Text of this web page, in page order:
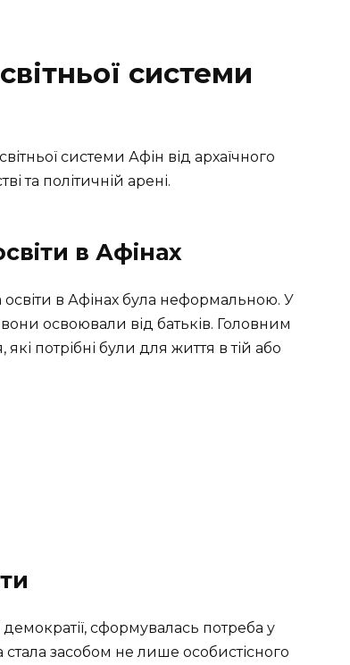
системи
системи Афін від архаїчного
та політичній арені.
в Афінах
освіти в Афінах була неформальною. У
освоювали від батьків. Головним
потрібні були для життя в тій або
сформувалась потреба у
стала засобом не лише особистісного